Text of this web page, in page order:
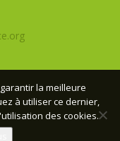
la meilleure
à utiliser ce dernier,
des cookies.
réservés -Mentions